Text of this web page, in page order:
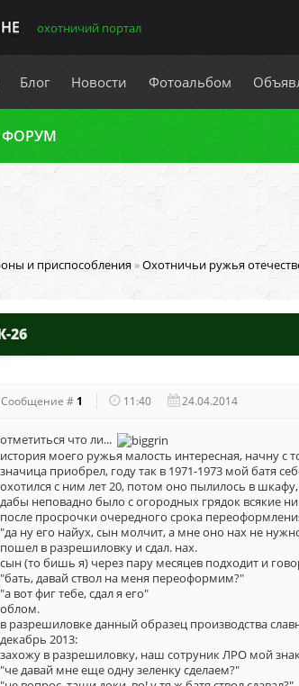
охотничий портал
Блог Новости Фотоальбом
ФОРУМ
и приспособления»Охотничьи ружья
26
Сообщение # 1 11:40 24.04.2014
отметиться что ли...
история моего ружья малость интересная, начну с
значица приобрел, году так в 1971-1973 мой батя
охотился с ним лет 20, потом оно пылилось в
дабы неповадно было с огородных грядок всякие
после просрочки очередного срока
"да ну его найух, сын молчит, а мне оно нах не
пошел в разрешиловку и сдал. нах.
сын (то бишь я) через пару месяцев подходит и
"бать, давай ствол на меня переоформим?"
"а вот фиг тебе, сдал я его"
облом.
в разрешиловке данный образец производства
декабрь 2013:
захожу в разрешиловку, наш сотруник ЛРО мой
"че давай мне еще одну зеленку сделаем?"